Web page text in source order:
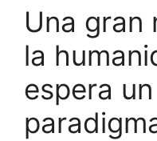
Una gran
la
espera